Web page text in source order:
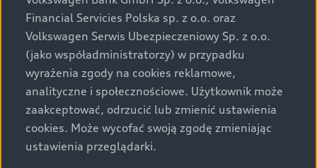
za dopłatą. Wiążące ustalenie ceny, wyposażenia i
specyfikacji pojazdu następują w umowie sprzedaży, a
określenie parametrów technicznych zawiera
świadectwo homologacji typu pojazdu. Zastrzegamy
sobie prawo do zmian i pomyłek. Wszelkie informacje
prezentowane na stronie są aktualne na dzień ich
zamieszczania. W celu uzyskania najnowszych
informacji prosimy kontaktować się z Partnerem Marki
Audi.
Financial Servicies Polska sp. z o.o. oraz
Volkswagen Serwis Ubezpieczeniowy Sp. z o.o.
(jako współadministratorzy) w przypadku
wyrażenia zgody na cookies reklamowe,
analityczne i społecznościowe. Użytkownik może
zaakceptować, odrzucić lub zmienić ustawienia
cookies. Może wycofać swoją zgodę zmieniając
ustawienia przeglądarki.